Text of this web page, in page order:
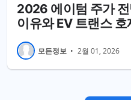
2026 에이텀 주가
이유와 EV 트랜스
모든정보 • 2월 01, 2026